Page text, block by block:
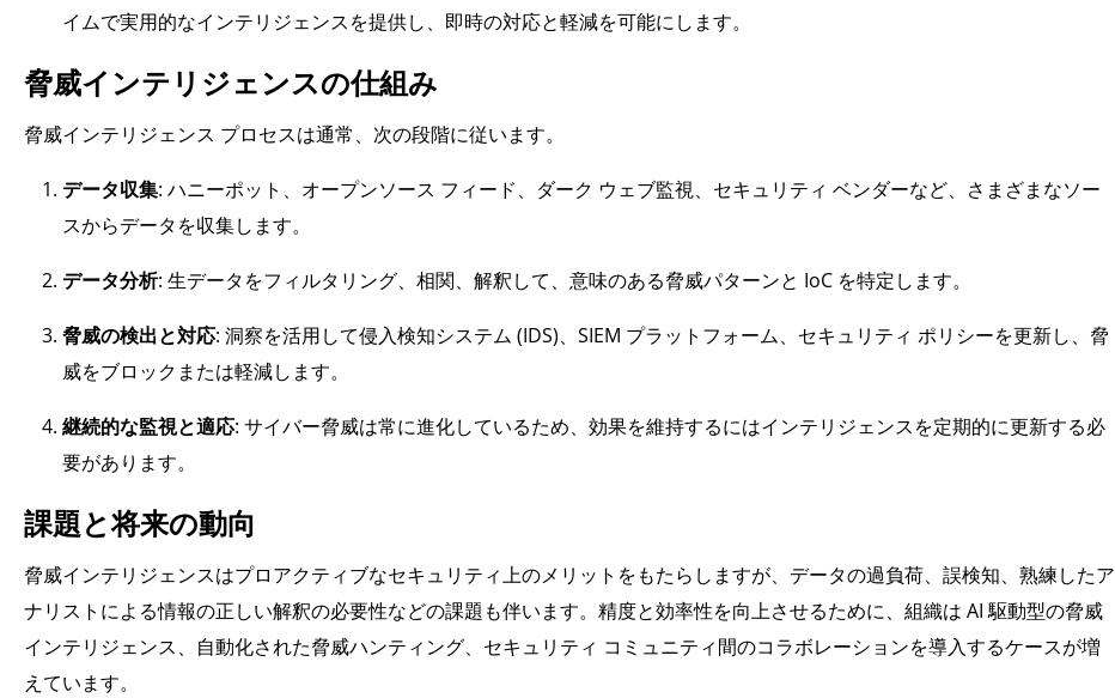
イムで実用的なインテリジェンスを提供し、即時の対応と軽減を可能にします。
脅威インテリジェンスの仕組み
脅威インテリジェンス プロセスは通常、次の段階に従います。
データ収集: ハニーポット、オープンソース フィード、ダーク ウェブ監視、セキュリティ ベンダーなど、さまざまなソー
スからデータを収集します。
データ分析: 生データをフィルタリング、相関、解釈して、意味のある脅威パターンと IoC を特定します。
脅威の検出と対応: 洞察を活用して侵入検知システム (IDS)、SIEM プラットフォーム、セキュリティ ポリシーを更新し、脅
威をブロックまたは軽減します。
継続的な監視と適応: サイバー脅威は常に進化しているため、効果を維持するにはインテリジェンスを定期的に更新する必
要があります。
課題と将来の動向
脅威インテリジェンスはプロアクティブなセキュリティ上のメリットをもたらしますが、データの過負荷、誤検知、熟練したア
ナリストによる情報の正しい解釈の必要性などの課題も伴います。精度と効率性を向上させるために、組織は AI 駆動型の脅威
インテリジェンス、自動化された脅威ハンティング、セキュリティ コミュニティ間のコラボレーションを導入するケースが増
えています。